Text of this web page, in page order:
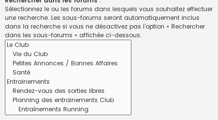
Sélectionnez le ou les forums dans lesquels vous souhaitez effectuer
une recherche. Les sous-forums seront automatiquement inclus
dans la recherche si vous ne désactivez pas l’option « Rechercher
dans les sous-forums » affichée ci-dessous.